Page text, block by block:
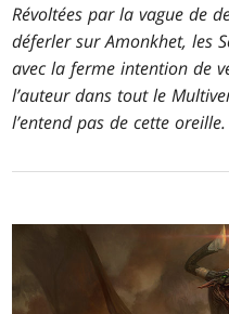
Révoltées par la vague de
déferler sur Amonkhet, les
avec la ferme intention de
l’auteur dans tout le
l’entend pas de cette oreille.